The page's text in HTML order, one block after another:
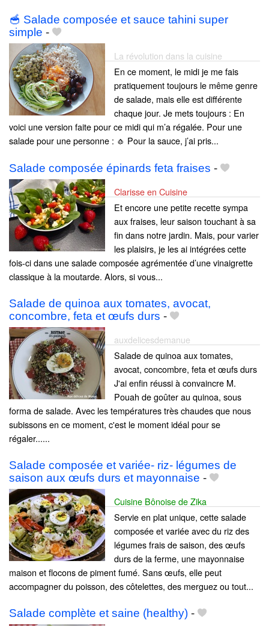
🥣 Salade composée et sauce tahini super
simple -
La révolution dans la cuisine
En ce moment, le midi je me fais
pratiquement toujours le même genre
de salade, mais elle est différente
chaque jour. Je mets toujours : En
voici une version faite pour ce midi qui m’a régalée. Pour une
salade pour une personne : 🧄 Pour la sauce, j’ai pris...
Salade composée épinards feta fraises -
Clarisse en Cuisine
Et encore une petite recette sympa
aux fraises, leur saison touchant à sa
fin dans notre jardin. Mais, pour varier
les plaisirs, je les ai intégrées cette
fois-ci dans une salade composée agrémentée d’une vinaigrette
classique à la moutarde. Alors, si vous...
Salade de quinoa aux tomates, avocat,
concombre, feta et œufs durs -
auxdelicesdemanue
Salade de quinoa aux tomates,
avocat, concombre, feta et œufs durs
J'ai enfin réussi à convaincre M.
Pouah de goûter au quinoa, sous
forma de salade. Avec les températures très chaudes que nous
subissons en ce moment, c'est le moment idéal pour se
régaler......
Salade composée et variée- riz- légumes de
saison aux œufs durs et mayonnaise -
Cuisine Bônoise de Zika
Servie en plat unique, cette salade
composée et variée avec du riz des
légumes frais de saison, des œufs
durs de la ferme, une mayonnaise
maison et flocons de piment fumé. Sans œufs, elle peut
accompagner du poisson, des côtelettes, des merguez ou tout...
Salade complète et saine (healthy) -